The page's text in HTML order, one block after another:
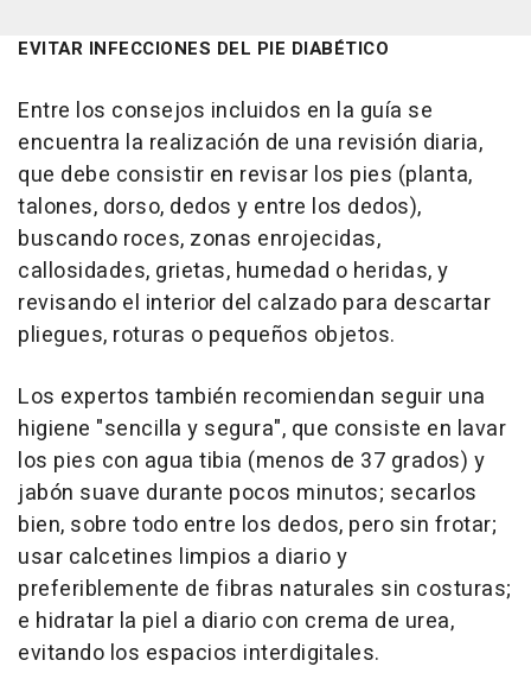
EVITAR INFECCIONES DEL PIE DIABÉTICO
Entre los consejos incluidos en la guía se
encuentra la realización de una revisión diaria,
que debe consistir en revisar los pies (planta,
talones, dorso, dedos y entre los dedos),
buscando roces, zonas enrojecidas,
callosidades, grietas, humedad o heridas, y
revisando el interior del calzado para descartar
pliegues, roturas o pequeños objetos.
Los expertos también recomiendan seguir una
higiene "sencilla y segura", que consiste en lavar
los pies con agua tibia (menos de 37 grados) y
jabón suave durante pocos minutos; secarlos
bien, sobre todo entre los dedos, pero sin frotar;
usar calcetines limpios a diario y
preferiblemente de fibras naturales sin costuras;
e hidratar la piel a diario con crema de urea,
evitando los espacios interdigitales.